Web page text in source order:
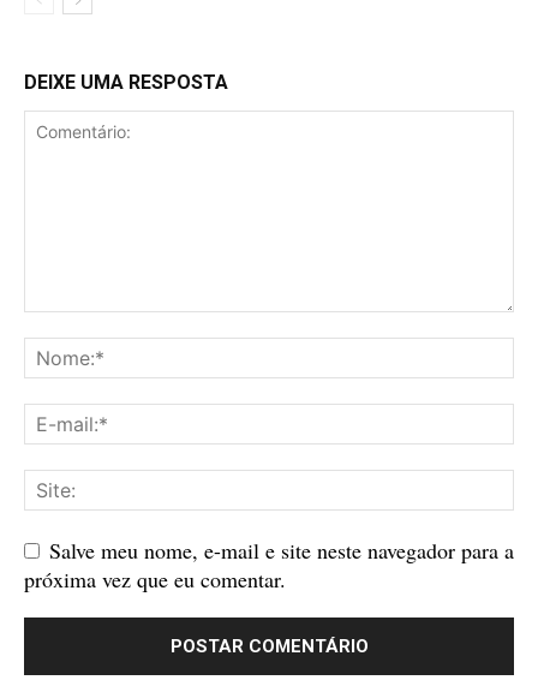
DEIXE UMA RESPOSTA
Salve meu nome, e-mail e site neste navegador para a
próxima vez que eu comentar.